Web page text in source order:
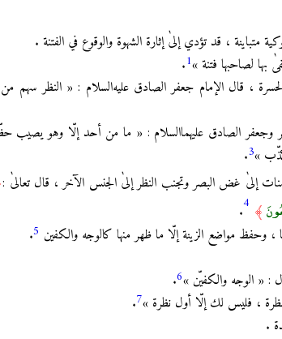
، قد تؤدي إلىٰ إثارة الشهوة والوقوع في الفتنة .
بها لصاحبها فتنة »1
.
، قال الإمام جعفر الصادق عليه‌السلام : « النظر سهم
وجعفر الصادق عليهما‌السلام : « ما من أحد إلّا وهو يصيب
كذّب »3
.
إلىٰ غض البصر وتجنب النظر إلىٰ الجنس الآخر ، قال تعالىٰ :
﴾ 4
.
، وحفظ مواضع الزينة إلّا ما ظهر منها كالوجه والكفين 5
.
: « الوجه والكفيّن »6
.
النظرة ، فليس لك إلّا أول نظرة »7
.
.